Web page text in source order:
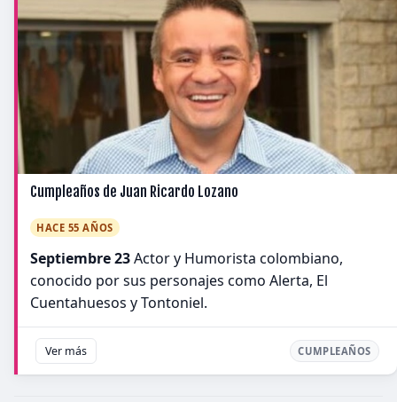
Cumpleaños de Juan Ricardo Lozano
HACE 55 AÑOS
Septiembre 23Actor y Humorista colombiano,
conocido por sus personajes como Alerta, El
Cuentahuesos y Tontoniel.
Ver más CUMPLEAÑOS